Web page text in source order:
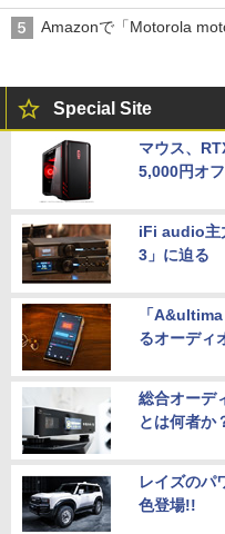
Amazonで「Motorola
Special Site
マウス、
5,000円オ
iFi audio主
3」に迫る
「
るオーディ
総合オーデ
とは何者か
レイズのパ
色登場!!